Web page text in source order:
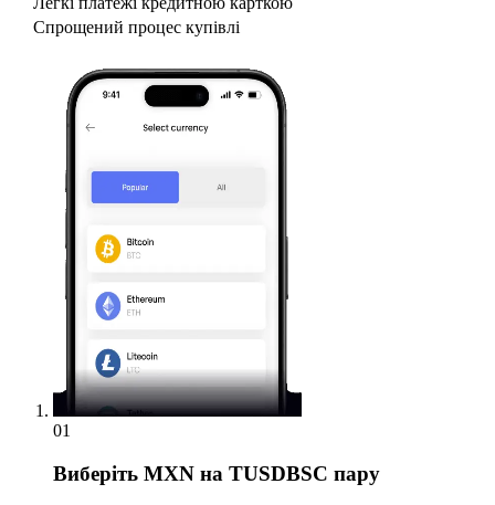
Спрощений процес купівлі
01
Виберіть MXN на TUSDBSC пару